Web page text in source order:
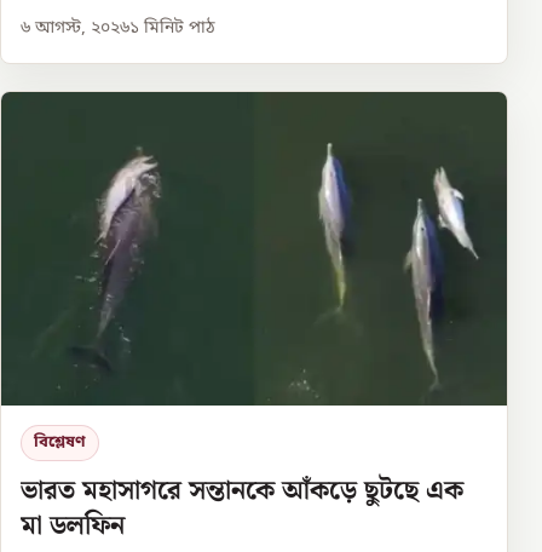
৬ আগস্ট, ২০২৬১ মিনিট পাঠ
বিশ্লেষণ
ভারত মহাসাগরে সন্তানকে আঁকড়ে ছুটছে এক
মা ডলফিন